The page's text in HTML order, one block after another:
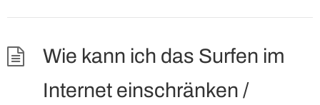
Wie kann ich das Surfen im
Internet einschränken /